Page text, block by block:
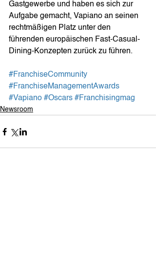
Gastgewerbe und haben es sich zur
Aufgabe gemacht, Vapiano an seinen
rechtmäßigen Platz unter den
führenden europäischen Fast-Casual-
Dining-Konzepten zurück zu führen.
#FranchiseCommunity
#FranchiseManagementAwards
#Vapiano #Oscars #Franchisingmag
Newsroom